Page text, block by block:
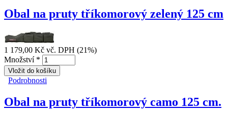
Obal na pruty tříkomorový zelený 125 cm
1 179,00 Kč vč. DPH (21%)
Množství *
Podrobnosti
Obal na pruty tříkomorový camo 125 cm.